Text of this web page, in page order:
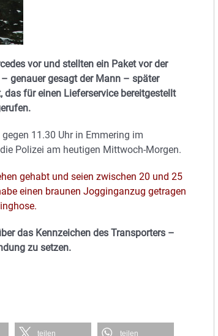
vor und stellten ein Paket vor der
genauer gesagt der Mann – später
das für einen Lieferservice bereitgestellt
11.30 Uhr in Emmering im
Polizei am heutigen Mittwoch-Morgen.
gehabt und seien zwischen 20 und 25
einen braunen Jogginganzug getragen
das Kennzeichen des Transporters –
zu setzen.
teilen teilen